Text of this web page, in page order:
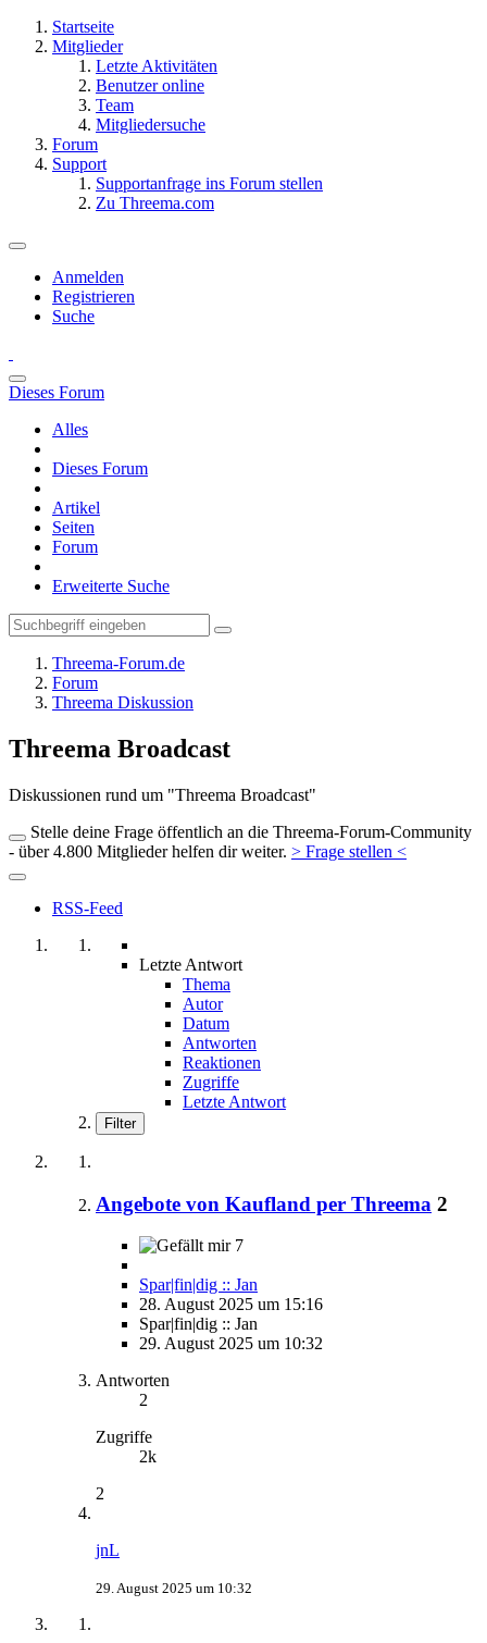
Startseite
Mitglieder
Letzte Aktivitäten
Benutzer online
Team
Mitgliedersuche
Forum
Support
Supportanfrage ins Forum stellen
Zu Threema.com
Anmelden
Registrieren
Suche
Dieses Forum
Alles
Dieses Forum
Artikel
Seiten
Forum
Erweiterte Suche
Threema-Forum.de
Forum
Threema Diskussion
Threema Broadcast
Diskussionen rund um "Threema Broadcast"
Stelle deine Frage öffentlich an die Threema-Forum-Community
- über 4.800 Mitglieder helfen dir weiter. > Frage stellen <
RSS-Feed
Letzte Antwort
Thema
Autor
Datum
Antworten
Reaktionen
Zugriffe
Letzte Antwort
Filter
Angebote von Kaufland per Threema 2
7
Spar|fin|dig :: Jan
28. August 2025 um 15:16
Spar|fin|dig :: Jan
29. August 2025 um 10:32
Antworten
2
Zugriffe
2k
2
jnL
29. August 2025 um 10:32